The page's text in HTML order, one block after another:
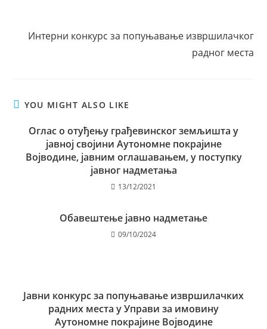
Интерни конкурс за попуњавање извршилачког
радног места
YOU MIGHT ALSO LIKE
Оглас о отуђењу грађевинског земљишта у
јавној својини Аутономне покрајине
Војводине, јавним оглашавањем, у поступку
јавног надметања
13/12/2021
Обавештење јавнo надметање
09/10/2024
Јавни конкурс за попуњавање извршилачких
радних места у Управи за имовину
Аутономне покрајине Војводине